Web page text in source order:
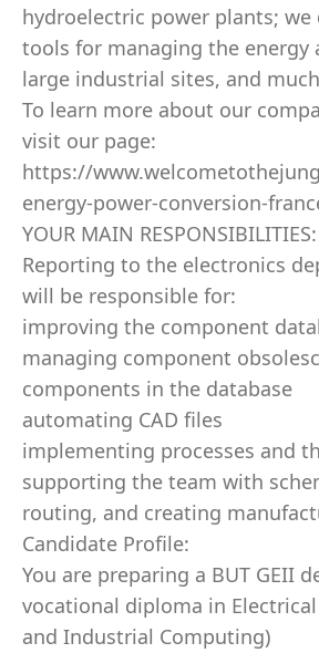
hydroelectric power plants;
tools for managing the energy
large industrial sites, and
To learn more about our
visit our page:
https://
energy-power-conversion-
YOUR MAIN RESPONSIBILITIES:
Reporting to the electronics
will be responsible for:
improving the component
managing component
components in the database
automating CAD files
implementing processes and
supporting the team with
routing, and creating
Candidate Profile:
You are preparing a BUT GEII
vocational diploma in
and Industrial Computing)